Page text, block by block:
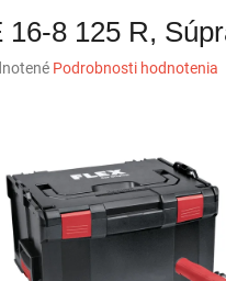
16-8 125 R,
Podrobnosti hodnotenia